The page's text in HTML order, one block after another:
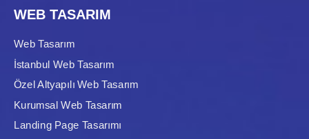
WEB TASARIM
Web Tasarım
İstanbul Web Tasarım
Özel Altyapılı Web Tasarım
Kurumsal Web Tasarım
Landing Page Tasarımı